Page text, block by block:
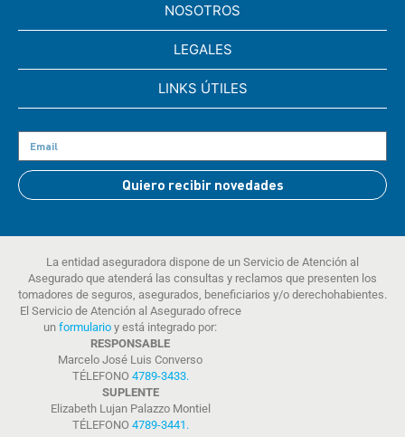
NOSOTROS
LEGALES
LINKS ÚTILES
Quiero recibir novedades
La entidad aseguradora dispone de un Servicio de Atención al
Asegurado que atenderá las consultas y reclamos que presenten los
tomadores de seguros, asegurados, beneficiarios y/o derechohabientes.
El Servicio de Atención al Asegurado ofrece
un formulario y está integrado por:
RESPONSABLE
Marcelo José Luis Converso
TÉLEFONO 4789-3433.
SUPLENTE
Elizabeth Lujan Palazzo Montiel
TÉLEFONO 4789-3441 .